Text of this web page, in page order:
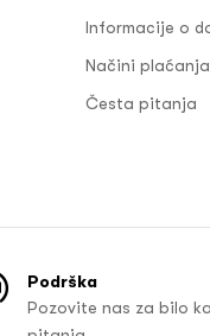
Informacije o
Načini plaćanja
Česta pitanja
Podrška
Pozovite nas za bilo